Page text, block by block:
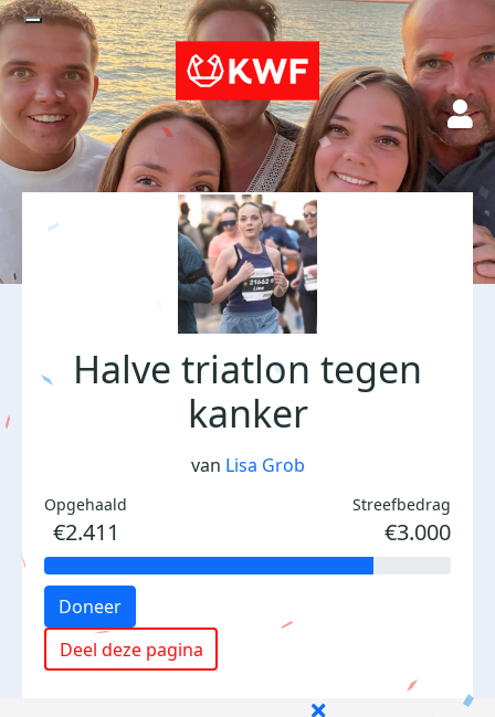
Halve triatlon tegen
kanker
van Lisa Grob
Opgehaald
€2.411
Streefbedrag
€3.000
Doneer
Deel deze pagina